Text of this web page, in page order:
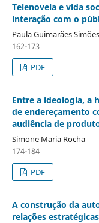
Telenovela e vida
interação com o
Paula Guimarães Simões
162-173
PDF
Entre a ideologia, a
de endereçamento
audiência de
Simone Maria Rocha
174-184
PDF
A construção da
relações